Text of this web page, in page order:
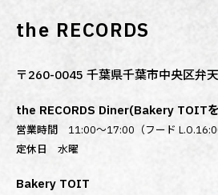
the RECORDS
〒260-0045 千葉県千葉市中央区弁
the RECORDS Diner(Bakery TOIT
営業時間 11:00～17:00（フード
定休日水曜
Bakery TOIT